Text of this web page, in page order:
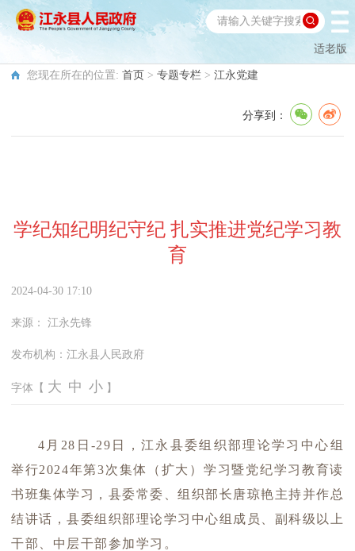
适老版
您现在所在的位置: 首页 > 专题专栏 > 江永党建
分享到：
学纪知纪明纪守纪 扎实推进党纪学习教
育
2024-04-30 17:10
来源： 江永先锋
发布机构： 江永县人民政府
字体【 大 中 小 】
4月28日-29日，江永县委组织部理论学习中心组
举行2024年第3次集体（扩大）学习暨党纪学习教育读
书班集体学习，县委常委、组织部长唐琼艳主持并作总
结讲话，县委组织部理论学习中心组成员、副科级以上
干部、中层干部参加学习。